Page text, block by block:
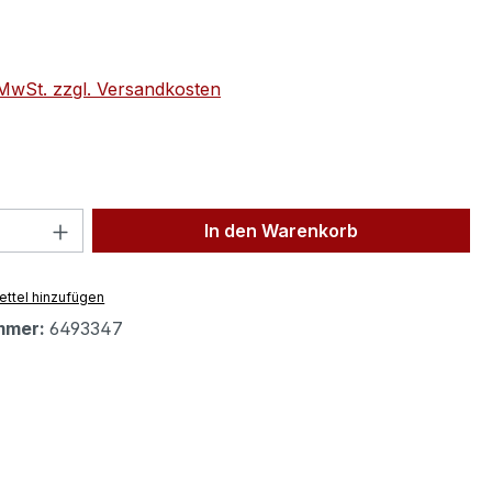
zzgl. Versandkosten
Anzahl: Gib den gewünschten Wert
In den Warenkorb
hinzufügen
6493347